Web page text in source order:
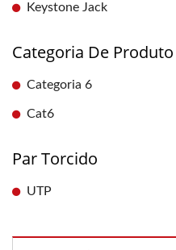
Keystone Jack
Categoria De Produto
Categoria 6
Cat6
Par Torcido
UTP